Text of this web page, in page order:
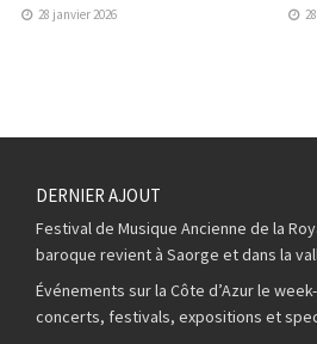
28 janvier 2026
DERNIER AJOUT
Festival de Musique Ancienne de la
baroque revient à Saorge et dans la
Événements sur la Côte d’Azur le
concerts, festivals, expositions et